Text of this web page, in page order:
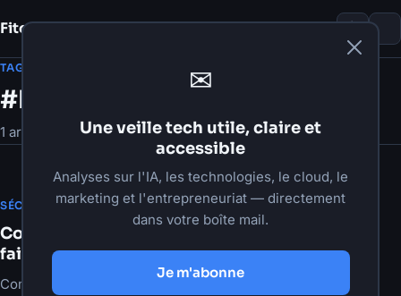
Fito DamourNotes
TAG
#Linux
1 article
SÉCURITÉ & CLOUD· 18 mai 2026·6 min de lecture
Copy Fail (CVE-2026-31431) : comprendre la
faille et réduire le risque sur Linux
Comprendre Copy Fail (CVE-2026-31431) et les mesures
✉
Une veille tech utile, claire et
accessible
Analyses sur l'IA, les technologies, le cloud, le
marketing et l'entrepreneuriat — directement
dans votre boîte mail.
Je m'abonne